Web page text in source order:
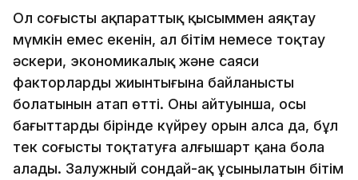
Ол соғысты ақпараттық қысыммен аяқтау
мүмкін емес екенін, ал бітім немесе тоқтау
әскери, экономикалық және саяси
факторлардың жиынтығына байланысты
болатынын атап өтті. Оның айтуынша, осы
бағыттардың бірінде күйреу орын алса да, бұл
тек соғысты тоқтатуға алғышарт қана бола
алады. Залужный сондай-ақ ұсынылатын бітім